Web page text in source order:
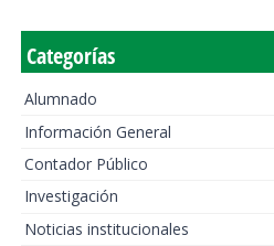
Categorías
Alumnado
Información General
Contador Público
Investigación
Noticias institucionales